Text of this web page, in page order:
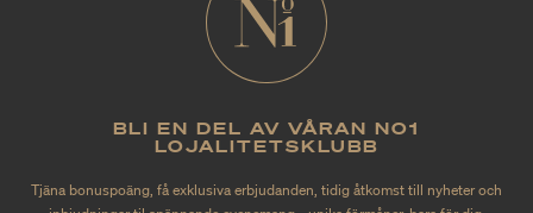
BLI EN DEL AV VÅRAN NO1
LOJALITETSKLUBB
Tjäna bonuspoäng, få exklusiva erbjudanden, tidig åtkomst till nyheter och